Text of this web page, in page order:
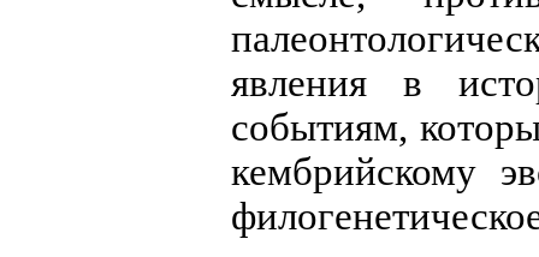
явления в
событиям,
кембрийскому